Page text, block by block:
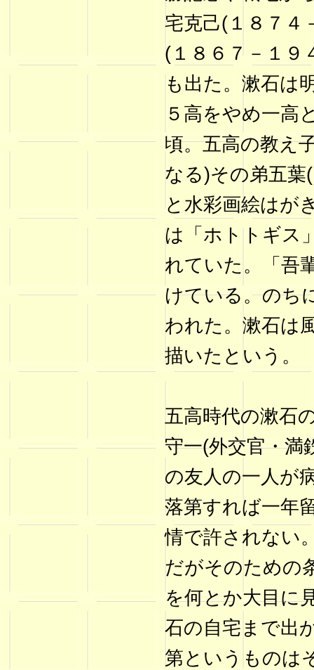
宅克己(１８７４
(１８６７－１９
も出た。漱石は
５高をやめ一高
頃。五高の教え
なる)その弟五葉
と水彩画絵はが
は「ホトトギス
れていた。「吾
けている。のち
われた。漱石は
描いたという。
五高時代の漱石
守一(外交官・満
の友人の一人が
落第すれば一年
情で許されない
だがそのための
を何とか大目に
石の自宅まで出
第というものは